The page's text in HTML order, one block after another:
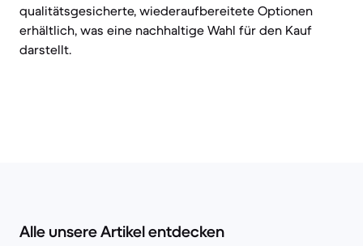
qualitätsgesicherte, wiederaufbereitete Optionen
erhältlich, was eine nachhaltige Wahl für den Kauf
darstellt.
Alle unsere Artikel entdecken